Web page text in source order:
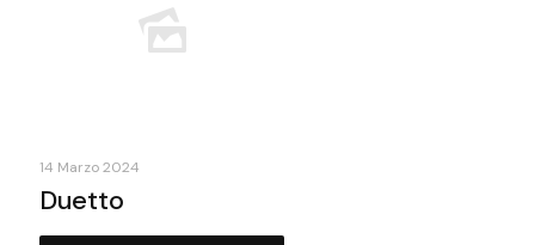
14 Marzo 2024
Duetto